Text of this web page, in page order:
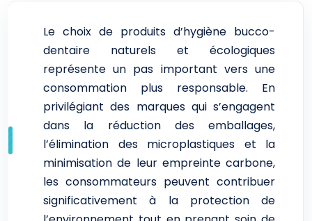
Le choix de produits d’hygiène bucco-
dentaire naturels et écologiques
représente un pas important vers une
consommation plus responsable. En
privilégiant des marques qui s’engagent
dans la réduction des emballages,
l’élimination des microplastiques et la
minimisation de leur empreinte carbone,
les consommateurs peuvent contribuer
significativement à la protection de